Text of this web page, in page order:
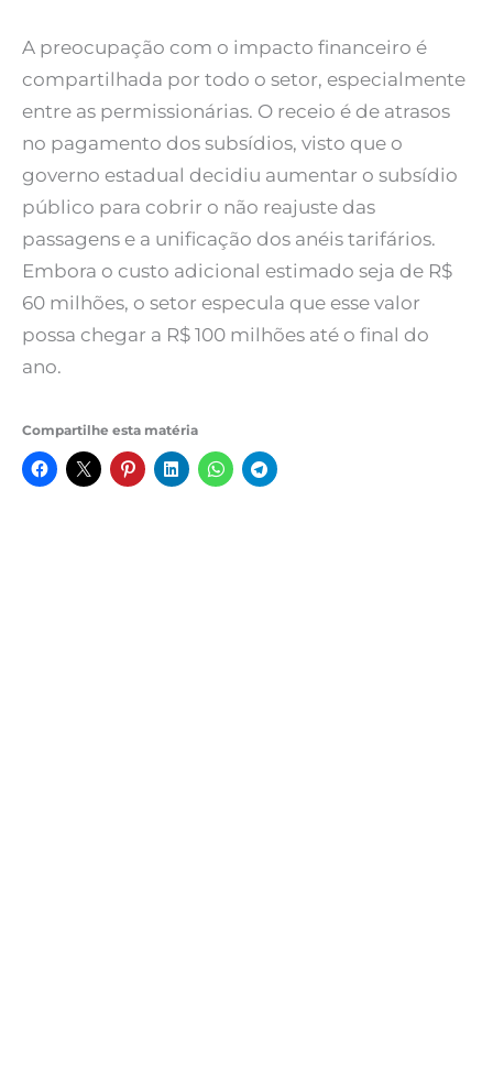
A preocupação com o impacto financeiro é
compartilhada por todo o setor, especialmente
entre as permissionárias. O receio é de atrasos
no pagamento dos subsídios, visto que o
governo estadual decidiu aumentar o subsídio
público para cobrir o não reajuste das
passagens e a unificação dos anéis tarifários.
Embora o custo adicional estimado seja de R$
60 milhões, o setor especula que esse valor
possa chegar a R$ 100 milhões até o final do
ano.
Compartilhe esta matéria